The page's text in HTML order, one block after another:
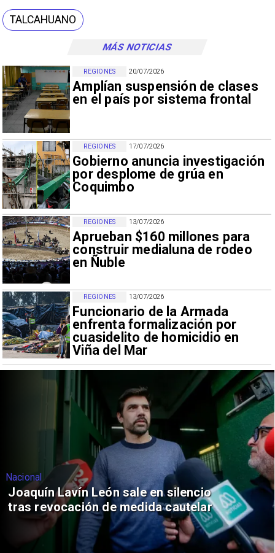
MÁS NOTICIAS
20/07/2026
Amplían suspensión de clases
en el país por sistema frontal
REGIONES
17/07/2026
Gobierno anuncia investigación
por desplome de grúa en
Coquimbo
REGIONES
13/07/2026
Aprueban $160 millones para
construir medialuna de rodeo
en Ñuble
REGIONES
13/07/2026
Funcionario de la Armada
enfrenta formalización por
cuasidelito de homicidio en
Viña del Mar
REGIONES
TALCAHUANO
Nacional
Joaquín Lavín León sale en silencio
tras revocación de medida cautelar